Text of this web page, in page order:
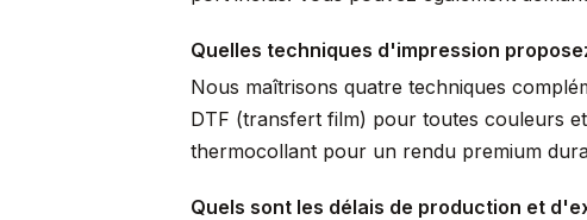
Quelles techniques d'impression
Nous maîtrisons quatre techniques
DTF (transfert film) pour toutes couleurs
thermocollant pour un rendu premium
Quels sont les délais de production et